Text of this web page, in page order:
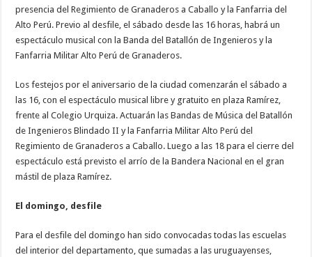
presencia del Regimiento de Granaderos a Caballo y la Fanfarria del
Alto Perú. Previo al desfile, el sábado desde las 16 horas, habrá un
espectáculo musical con la Banda del Batallón de Ingenieros y la
Fanfarria Militar Alto Perú de Granaderos.
Los festejos por el aniversario de la ciudad comenzarán el sábado a
las 16, con el espectáculo musical libre y gratuito en plaza Ramírez,
frente al Colegio Urquiza. Actuarán las Bandas de Música del Batallón
de Ingenieros Blindado II y la Fanfarria Militar Alto Perú del
Regimiento de Granaderos a Caballo. Luego a las 18 para el cierre del
espectáculo está previsto el arrío de la Bandera Nacional en el gran
mástil de plaza Ramírez.
El domingo, desfile
Para el desfile del domingo han sido convocadas todas las escuelas
del interior del departamento, que sumadas a las uruguayenses,